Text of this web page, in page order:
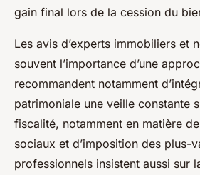
gain final lors de la cession du
Les avis d’experts immobiliers et
souvent l’importance d’une
recommandent notamment
patrimoniale une veille constante
fiscalité, notamment en matière
sociaux et d’imposition des plus-
professionnels insistent aussi sur